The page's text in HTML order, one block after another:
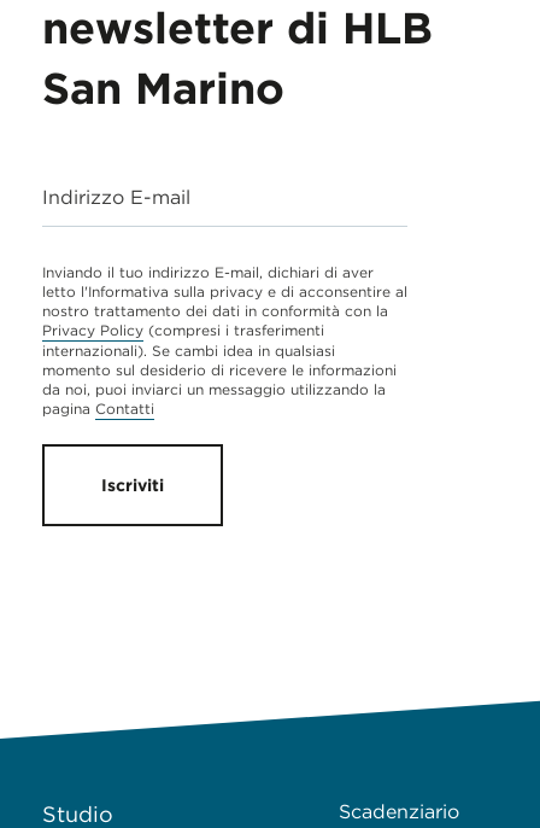
newsletter di HLB
San Marino
Indirizzo E-mail
Inviando il tuo indirizzo E-mail, dichiari di aver
letto l'Informativa sulla privacy e di acconsentire al
nostro trattamento dei dati in conformità con la
Privacy Policy (compresi i trasferimenti
internazionali). Se cambi idea in qualsiasi
momento sul desiderio di ricevere le informazioni
da noi, puoi inviarci un messaggio utilizzando la
pagina Contatti
Iscriviti
Studio
Scadenziario